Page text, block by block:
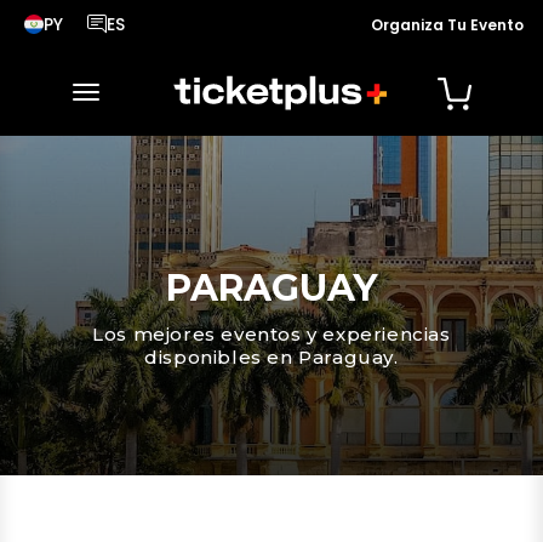
PY
País seleccionado, cambiar país
ES
Idioma seleccionado, cambiar idiomaOrganiza Tu Evento
desplegar navegación
PARAGUAY
Los mejores eventos y experiencias
disponibles en Paraguay.